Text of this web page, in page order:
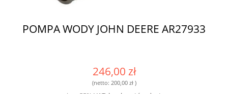
POMPA WODY JOHN DEERE AR27933
246,00 zł
(netto: 200,00 zł)